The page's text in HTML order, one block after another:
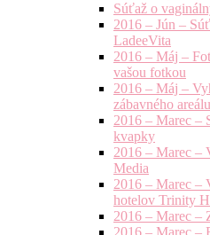
Súťaž o
2016 – Jún –
LadeeVita
2016 – Máj –
vašou fotkou
2016 – Máj –
zábavného
2016 – Marec –
kvapky
2016 – Marec –
Media
2016 – Marec –
hotelov Trinity
2016 – Marec –
2016 – Marec –